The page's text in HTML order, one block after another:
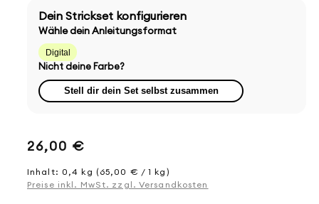
Dein Strickset konfigurieren
Wähle dein Anleitungsformat
Digital
Nicht deine Farbe?
Stell dir dein Set selbst zusammen
Normaler
Preis
26,00 €
Inhalt: 0,4 kg (65,00 € / 1 kg)
Preise inkl. MwSt. zzgl. Versandkosten